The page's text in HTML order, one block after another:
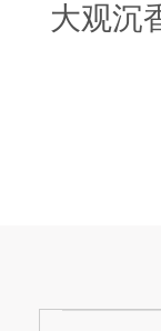
大观沉